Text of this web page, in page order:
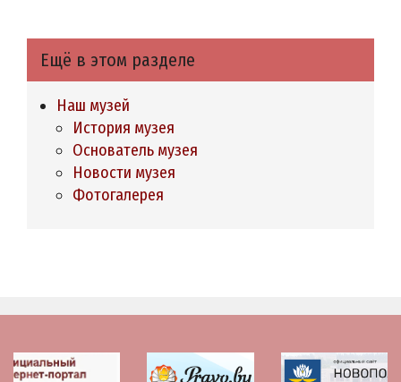
Ещё в этом разделе
Наш музей
История музея
Основатель музея
Новости музея
Фотогалерея